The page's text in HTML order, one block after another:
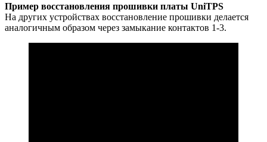
Пример восстановления прошивки платы UniTPS
На других устройствах восстановление прошивки делается
аналогичным образом через замыкание контактов 1-3.